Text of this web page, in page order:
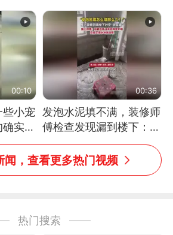
00:10
些小宠
实有
00:36
发泡水泥填不满，装修师
傅检查发现漏到楼下：出
风口未延伸到外墙
闻，查看更多热门视频
热门搜索